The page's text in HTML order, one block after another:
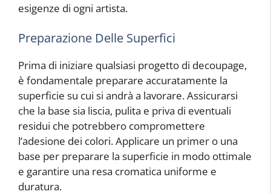
esigenze di ogni artista.
Preparazione Delle Superfici
Prima di iniziare qualsiasi progetto di decoupage,
è fondamentale preparare accuratamente la
superficie su cui si andrà a lavorare. Assicurarsi
che la base sia liscia, pulita e priva di eventuali
residui che potrebbero compromettere
l’adesione dei colori. Applicare un primer o una
base per preparare la superficie in modo ottimale
e garantire una resa cromatica uniforme e
duratura.